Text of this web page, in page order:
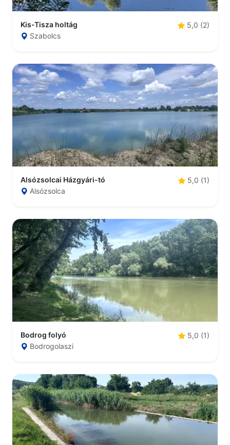
Kis-Tisza holtág
5,0 (2)
Szabolcs
Alsózsolcai Házgyári-tó
5,0 (1)
Alsózsolca
Bodrog folyó
5,0 (1)
Bodrogolaszi